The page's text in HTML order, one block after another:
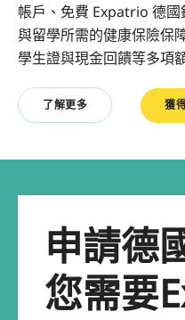
帳戶、免費 Expatrio 德
與留學所需的健康保險保
學生證與現金回饋等多項
了解更多 獲
申請德
您需要